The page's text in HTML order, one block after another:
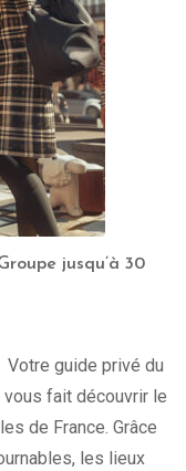
jusqu’à 30
guide privé du
fait découvrir le
de France. Grâce
les lieux